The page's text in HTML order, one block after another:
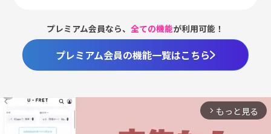
プレミアム会員なら、全ての機能が利用可能！
プレミアム会員の機能一覧はこちら
arrow_forward_ios もっと見る